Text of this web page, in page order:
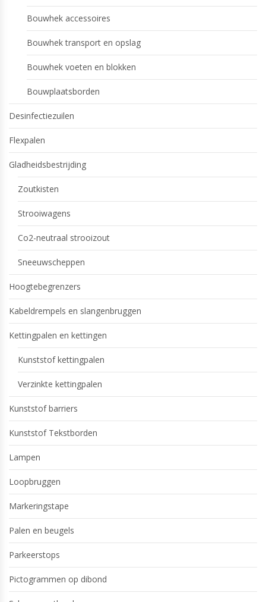
Bouwhek accessoires
Bouwhek transport en opslag
Bouwhek voeten en blokken
Bouwplaatsborden
Desinfectiezuilen
Flexpalen
Gladheidsbestrijding
Zoutkisten
Strooiwagens
Co2-neutraal strooizout
Sneeuwscheppen
Hoogtebegrenzers
Kabeldrempels en slangenbruggen
Kettingpalen en kettingen
Kunststof kettingpalen
Verzinkte kettingpalen
Kunststof barriers
Kunststof Tekstborden
Lampen
Loopbruggen
Markeringstape
Palen en beugels
Parkeerstops
Pictogrammen op dibond